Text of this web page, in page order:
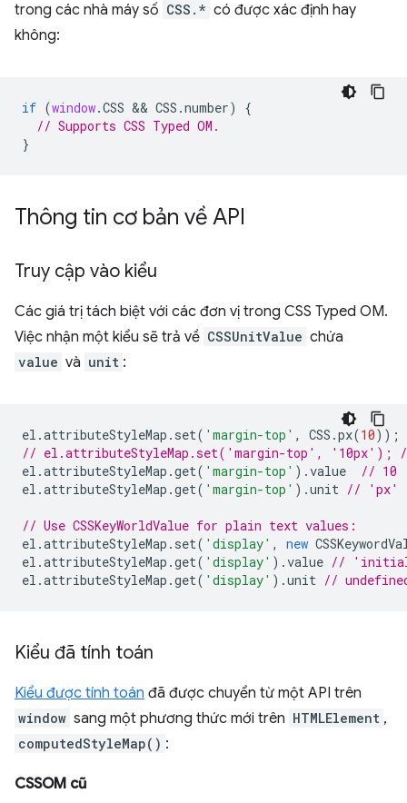
trong các nhà máy số CSS.* có được xác định hay
không:
if (window.CSS && CSS .number)
{
// Supports CSS Typed OM.
}
Thông tin cơ bản về API
Truy cập vào kiểu
Các giá trị tách biệt với các đơn vị trong CSS Typed OM.
Việc nhận một kiểu sẽ trả về CSSUnitValue chứa
value và unit :
el .attributeStyleMap . set( 'margin-top' , CSS .px(10));
// el.attributeStyleMap.set('margin-top', '10px');
el .attributeStyleMap .get( 'margin-top' ).value
// 10
el .attributeStyleMap .get( 'margin-top' ).unit // 'px'
// Use CSSKeyWorldValue for plain text values:
el .attributeStyleMap . set( 'display' , new
el .attributeStyleMap .get( 'display' ).value //
el .attributeStyleMap .get( 'display' ).unit //
Kiểu đã tính toán
Kiểu được tính toán đã được chuyển từ một API trên
window sang một phương thức mới trên HTMLElement ,
computedStyleMap() :
CSSOM cũ